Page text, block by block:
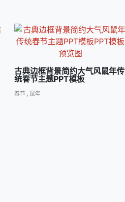
古典边框背景简约大气风鼠年传
统春节主题PPT模板
春节, 鼠年